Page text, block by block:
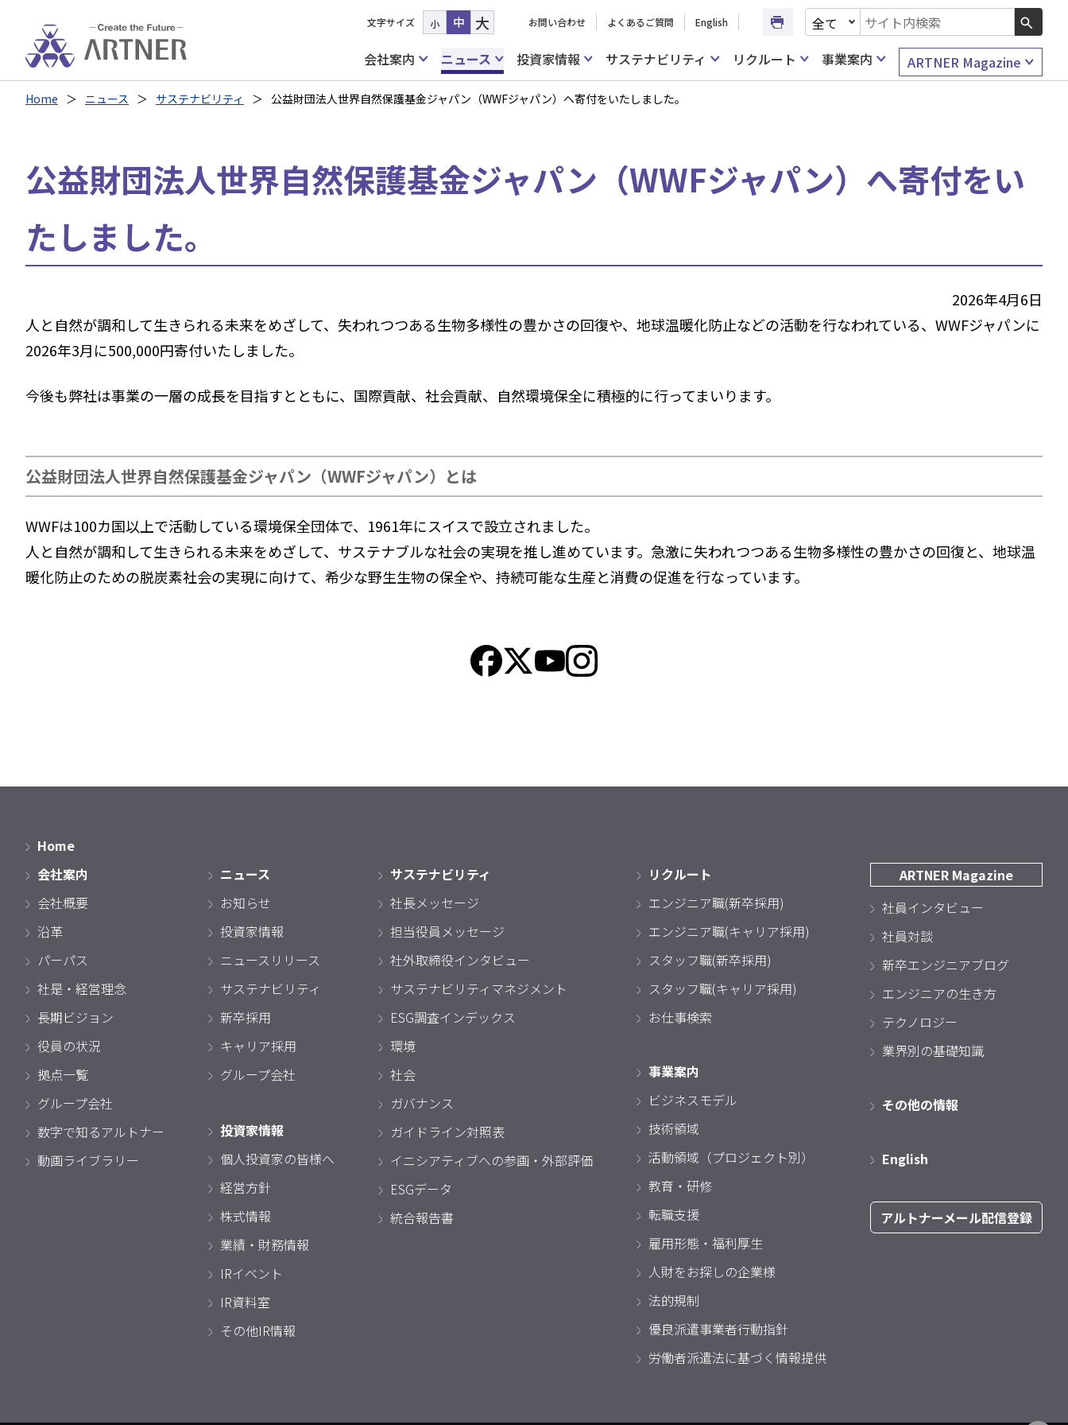
文字サイズ 小 中 大 お問い合わせ よくあるご質問 English
文書種別を選択
検索キーワード入力
会社案内
ニュース 投資家情報 サステナビリティ リクルート 事業案内 ARTNER Magazine
Home ニュース サステナビリティ 公益財団法人世界自然保護基金ジャパン（WWFジャパン）へ寄付をいたしました。
公益財団法人世界自然保護基金ジャパン（WWFジャパン）へ寄付をい
たしました。
2026年4月6日
人と自然が調和して生きられる未来をめざして、失われつつある生物多様性の豊かさの回復や、地球温暖化防止などの活動を行なわれている、WWFジャパンに
2026年3月に500,000円寄付いたしました。
今後も弊社は事業の一層の成長を目指すとともに、国際貢献、社会貢献、自然環境保全に積極的に行ってまいります。
公益財団法人世界自然保護基金ジャパン（WWFジャパン）とは
WWFは100カ国以上で活動している環境保全団体で、1961年にスイスで設立されました。
人と自然が調和して生きられる未来をめざして、サステナブルな社会の実現を推し進めています。急激に失われつつある生物多様性の豊かさの回復と、地球温
暖化防止のための脱炭素社会の実現に向けて、希少な野生生物の保全や、持続可能な生産と消費の促進を行なっています。
Home
会社案内
会社概要
沿革
パーパス
社是・経営理念
長期ビジョン
役員の状況
拠点一覧
グループ会社
数字で知るアルトナー
動画ライブラリー
ニュース
お知らせ
投資家情報
ニュースリリース
サステナビリティ
新卒採用
キャリア採用
グループ会社
投資家情報
個人投資家の皆様へ
経営方針
株式情報
業績・財務情報
IRイベント
IR資料室
その他IR情報
サステナビリティ
社長メッセージ
担当役員メッセージ
社外取締役インタビュー
サステナビリティマネジメント
ESG調査インデックス
環境
社会
ガバナンス
ガイドライン対照表
イニシアティブへの参画・外部評価
ESGデータ
統合報告書
リクルート
エンジニア職(新卒採用)
エンジニア職(キャリア採用)
スタッフ職(新卒採用)
スタッフ職(キャリア採用)
お仕事検索
事業案内
ビジネスモデル
技術領域
活動領域（プロジェクト別）
教育・研修
転職支援
雇用形態・福利厚生
人財をお探しの企業様
法的規制
優良派遣事業者行動指針
労働者派遣法に基づく情報提供
ARTNER Magazine
社員インタビュー
社員対談
新卒エンジニアブログ
エンジニアの生き方
テクノロジー
業界別の基礎知識
その他の情報
English
アルトナーメール配信登録